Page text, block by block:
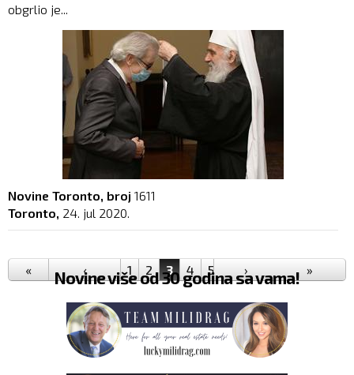
obgrlio je...
Novine Toronto, broj 1611
Toronto, 24. jul 2020.
Pages
« ‹ 1 2 3 4 5 9 …
› »
Novine više od 30 godina sa vama!